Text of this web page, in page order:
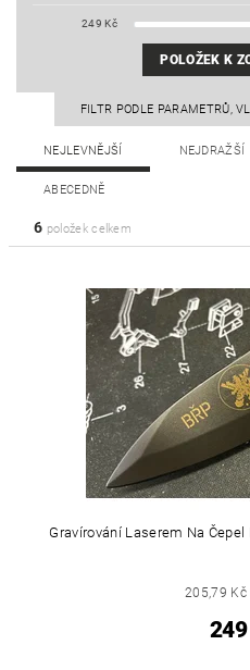
249 Kč
POLOŽEK K
FILTR PODLE PARAMETRŮ,
NEJLEVNĚJŠÍ NEJDRAŽŠÍ
ABECEDNĚ
6 položek celkem
Gravírování Laserem Na
205,79 Kč